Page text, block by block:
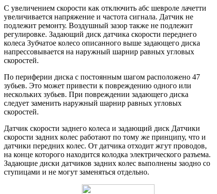
С увеличением скорости как отключить абс шевроле лачетти
увеличивается напряжение и частота сигнала. Датчик не
подлежит ремонту. Воздушный зазор также не подлежит
регулировке. Задающий диск датчика скорости переднего
колеса Зубчатое колесо описанного выше задающего диска
напрессовывается на наружный шарнир равных угловых
скоростей.
По периферии диска с постоянным шагом расположено 47
зубьев. Это может привести к повреждению одного или
нескольких зубьев. При повреждении задающего диска
следует заменить наружный шарнир равных угловых
скоростей.
Датчик скорости заднего колеса и задающий диск Датчики
скорости задних колес работают по тому же принципу, что и
датчики передних колес. От датчика отходит жгут проводов,
на конце которого находится колодка электрического разъема.
Задающие диски датчиков задних колес выполнены заодно со
ступицами и не могут заменяться отдельно.